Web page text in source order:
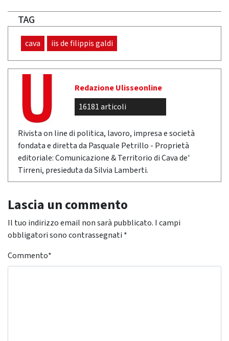
TAG
cava iis de filippis galdi
Redazione Ulisseonline
16181 articoli
Rivista on line di politica, lavoro, impresa e società
fondata e diretta da Pasquale Petrillo - Proprietà
editoriale: Comunicazione & Territorio di Cava de'
Tirreni, presieduta da Silvia Lamberti.
Lascia un commento
Il tuo indirizzo email non sarà pubblicato. I campi
obbligatori sono contrassegnati *
Commento*